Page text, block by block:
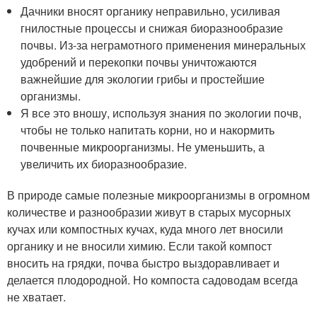
Дачники вносят органику неправильно, усиливая
гнилостные процессы и снижая биоразнообразие
почвы. Из-за неграмотного применения минеральных
удобрений и перекопки почвы уничтожаются
важнейшие для экологии грибы и простейшие
организмы.
Я все это вношу, используя знания по экологии почв,
чтобы не только напитать корни, но и накормить
почвенные микроорганизмы. Не уменьшить, а
увеличить их биоразнообразие.
В природе самые полезные микроорганизмы в огромном
количестве и разнообразии живут в старых мусорных
кучах или компостных кучах, куда много лет вносили
органику и не вносили химию. Если такой компост
вносить на грядки, почва быстро выздоравливает и
делается плодородной. Но компоста садоводам всегда
не хватает.